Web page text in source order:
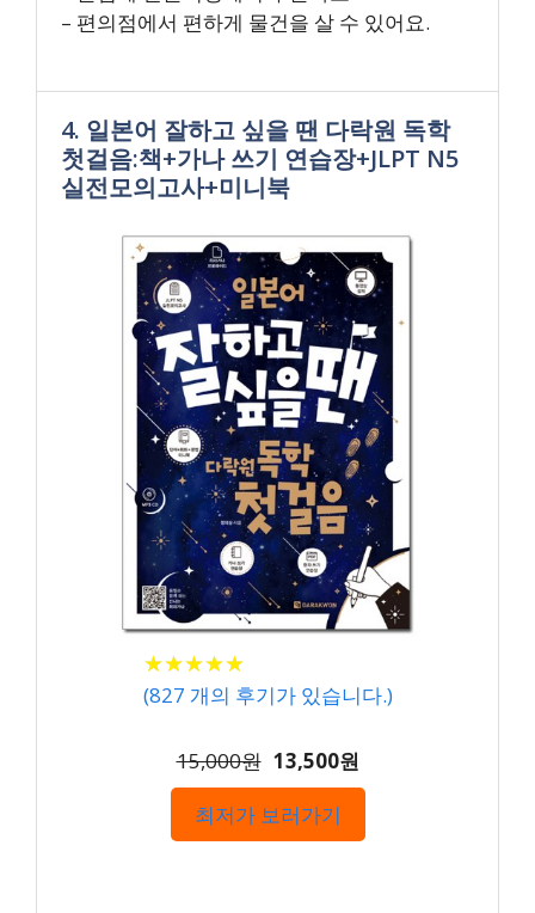
– 편의점에서 편하게 물건을 살 수 있어요.
4. 일본어 잘하고 싶을 땐 다락원 독학
첫걸음:책+가나 쓰기 연습장+JLPT N5
실전모의고사+미니북
★★★★★
★★★★★
(827 개의 후기가 있습니다.)
15,000원 13,500원
최저가 보러가기